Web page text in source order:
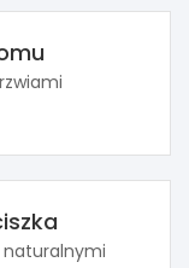
naturalnymi